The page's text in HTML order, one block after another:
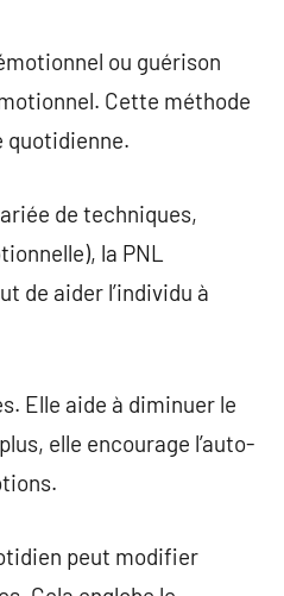
ou guérison
Cette méthode
quotidienne.
de techniques,
la PNL
de aider l’individu à
Elle aide à diminuer le
elle encourage l’auto-
peut modifier